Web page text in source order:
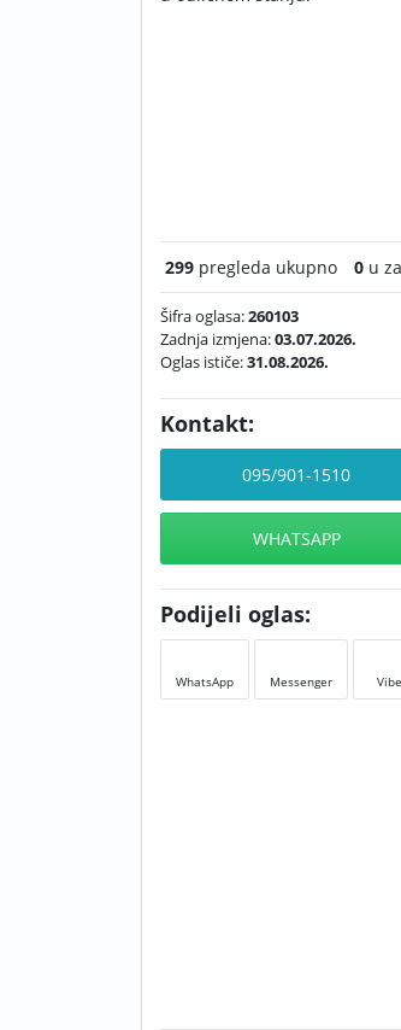
299 pregleda ukupno 0 u
Šifra oglasa:260103
Zadnja izmjena:03.07.2026.
Oglas ističe:31.08.2026.
Kontakt:
095/901-1510
WHATSAPP
Podijeli oglas:
WhatsApp Messenger